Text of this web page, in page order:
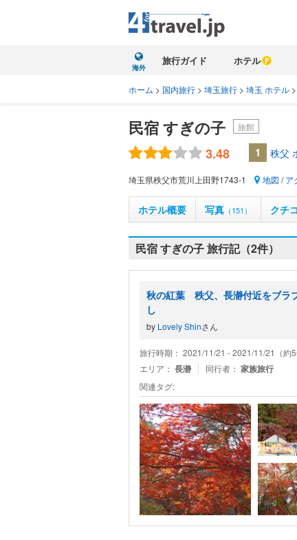
海外
旅行ガイド ホテル
ホーム > 国内旅行 > 埼玉旅行 > 埼玉 ホテル >
民宿 すぎの子 旅館
3.48 1 秩父
埼玉県秩父市荒川上田野1743-1 地図 /ア
ホテル概要 写真 （151） クチ
民宿 すぎの子 旅行記（2件）
秋の紅葉 秩父、長瀞付近をブラ
し
by Lovely Shinさん
旅行時期： 2021/11/21 - 2021/11/21（約5
エリア： 長瀞 同行者： 家族旅行
関連タグ: